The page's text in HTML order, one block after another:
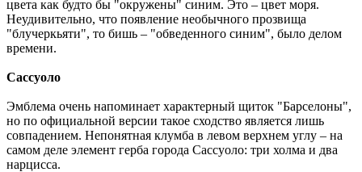
цвета как будто бы "окружены" синим. Это – цвет моря.
Неудивительно, что появление необычного прозвища
"блучеркьяти", то бишь – "обведенного синим", было делом
времени.
Сассуоло
Эмблема очень напоминает характерный щиток "Барселоны",
но по официальной версии такое сходство является лишь
совпадением. Непонятная клумба в левом верхнем углу – на
самом деле элемент герба города Сассуоло: три холма и два
нарцисса.